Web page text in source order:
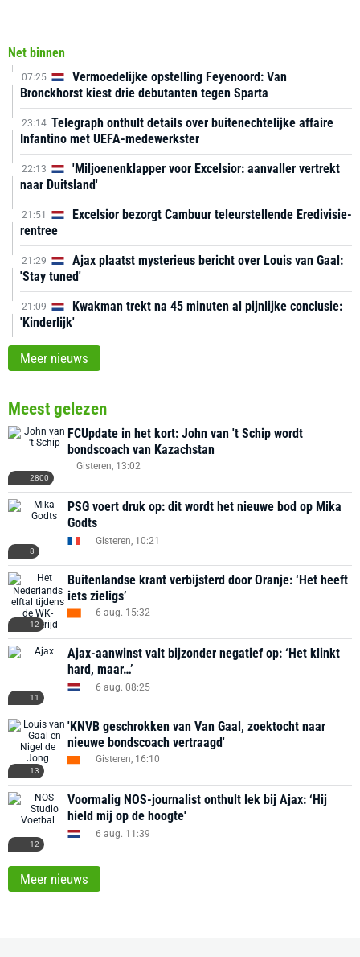
Net binnen
07:25
Vermoedelijke opstelling Feyenoord: Van
Bronckhorst kiest drie debutanten tegen Sparta
23:14 Telegraph onthult details over buitenechtelijke affaire
Infantino met UEFA-medewerkster
22:13
'Miljoenenklapper voor Excelsior: aanvaller vertrekt
naar Duitsland'
21:51
Excelsior bezorgt Cambuur teleurstellende Eredivisie-
rentree
21:29
Ajax plaatst mysterieus bericht over Louis van Gaal:
'Stay tuned'
21:09
Kwakman trekt na 45 minuten al pijnlijke conclusie:
'Kinderlijk'
Meer nieuws
Meest gelezen
2800
FCUpdate in het kort: John van 't Schip wordt
bondscoach van Kazachstan
Gisteren, 13:02
8
PSG voert druk op: dit wordt het nieuwe bod op Mika
Godts
Gisteren, 10:21
12
Buitenlandse krant verbijsterd door Oranje: ‘Het heeft
iets zieligs’
6 aug. 15:32
11
Ajax-aanwinst valt bijzonder negatief op: ‘Het klinkt
hard, maar…’
6 aug. 08:25
13
'KNVB geschrokken van Van Gaal, zoektocht naar
nieuwe bondscoach vertraagd'
Gisteren, 16:10
12
Voormalig NOS-journalist onthult lek bij Ajax: ‘Hij
hield mij op de hoogte'
6 aug. 11:39
Meer nieuws